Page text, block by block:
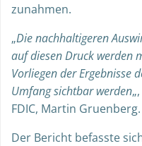
zunahmen.
„Die nachhaltigeren
auf diesen Druck werden
Vorliegen der Ergebnisse
Umfang sichtbar werden
FDIC, Martin Gruenberg.
Der Bericht befasste